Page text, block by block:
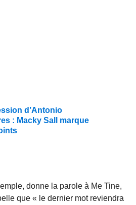
d’Antonio
: Macky Sall marque
donne la parole à Me Tine,
que « le dernier mot reviendra